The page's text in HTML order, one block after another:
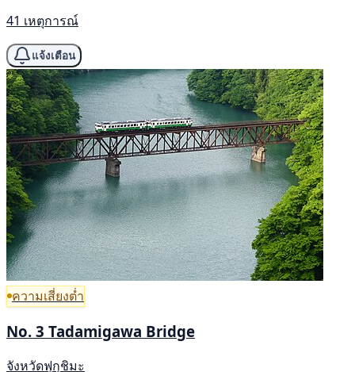
41 เหตุการณ์
แจ้งเตือน
ความเสี่ยงต่ำ
No. 3 Tadamigawa Bridge
จังหวัดฟุกุชิมะ